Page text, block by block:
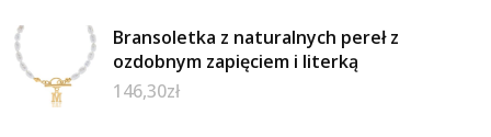
Bransoletka z naturalnych pereł z
ozdobnym zapięciem i literką
146,30zł